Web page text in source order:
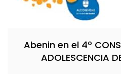
Abenin en el 4º
ADOLESCENCIA